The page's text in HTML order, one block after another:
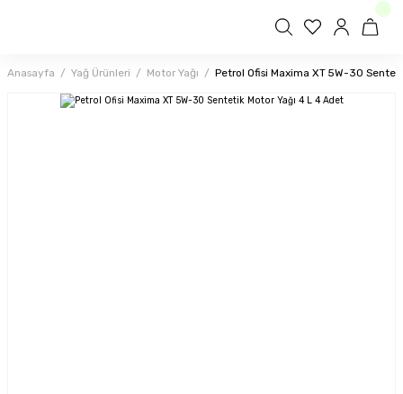
Anasayfa Yağ Ürünleri Motor Yağı Petrol Ofisi Maxima XT 5W-30